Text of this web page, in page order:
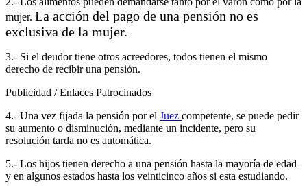
mujer. La acción del pago de una pensión no es
exclusiva de la mujer.
3.- Si el deudor tiene otros acreedores, todos tienen el mismo
derecho de recibir una pensión.
Publicidad / Enlaces Patrocinados
4.- Una vez fijada la pensión por el Juez competente, se puede pedir
su aumento o disminución, mediante un incidente, pero su
resolución tarda no es automática.
5.- Los hijos tienen derecho a una pensión hasta la mayoría de edad
y en algunos estados hasta los veinticinco años si esta estudiando.